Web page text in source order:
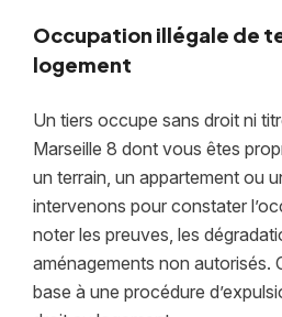
Occupation illégale de
logement
Un tiers occupe sans droit ni
Marseille 8 dont vous êtes
un terrain, un appartement ou
intervenons pour constater
noter les preuves, les
aménagements non autorisés.
base à une procédure